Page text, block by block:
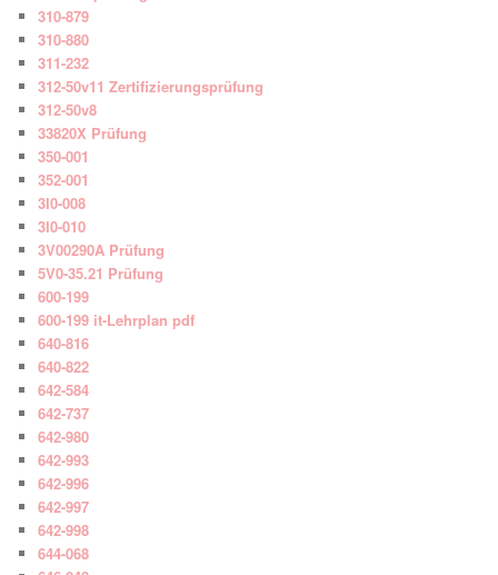
310-879
310-880
311-232
312-50v11 Zertifizierungsprüfung
312-50v8
33820X Prüfung
350-001
352-001
3I0-008
3I0-010
3V00290A Prüfung
5V0-35.21 Prüfung
600-199
600-199 it-Lehrplan pdf
640-816
640-822
642-584
642-737
642-980
642-993
642-996
642-997
642-998
644-068